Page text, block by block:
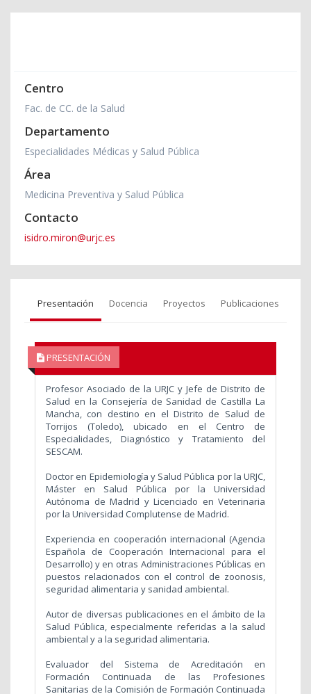
Centro
Fac. de CC. de la Salud
Departamento
Especialidades Médicas y Salud Pública
Área
Medicina Preventiva y Salud Pública
Contacto
isidro.miron@urjc.es
Presentación Docencia Proyectos Publicaciones
PRESENTACIÓN
Profesor Asociado de la URJC y Jefe de Distrito de
Salud en la Consejería de Sanidad de Castilla La
Mancha, con destino en el Distrito de Salud de
Torrijos (Toledo), ubicado en el Centro de
Especialidades, Diagnóstico y Tratamiento del
SESCAM.
Doctor en Epidemiología y Salud Pública por la URJC,
Máster en Salud Pública por la Universidad
Autónoma de Madrid y Licenciado en Veterinaria
por la Universidad Complutense de Madrid.
Experiencia en cooperación internacional (Agencia
Española de Cooperación Internacional para el
Desarrollo) y en otras Administraciones Públicas en
puestos relacionados con el control de zoonosis,
seguridad alimentaria y sanidad ambiental.
Autor de diversas publicaciones en el ámbito de la
Salud Pública, especialmente referidas a la salud
ambiental y a la seguridad alimentaria.
Evaluador del Sistema de Acreditación en
Formación Continuada de las Profesiones
Sanitarias de la Comisión de Formación Continuada